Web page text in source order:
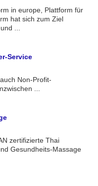
in europe, Plattform für
hat sich zum Ziel
...
Service
Non-Profit-
...
zertifizierte Thai
Gesundheits-Massage